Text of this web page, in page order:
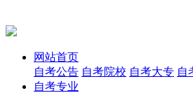
网站首页
自考公告 自考院校 自考大专 自
自考专业